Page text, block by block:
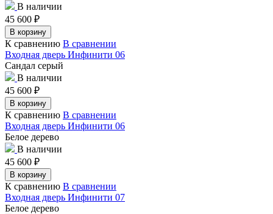
В наличии
45 600 ₽
В корзину
К сравнению В сравнении
Входная дверь Инфинити 06
Сандал серый
В наличии
45 600 ₽
В корзину
К сравнению В сравнении
Входная дверь Инфинити 06
Белое дерево
В наличии
45 600 ₽
В корзину
К сравнению В сравнении
Входная дверь Инфинити 07
Белое дерево